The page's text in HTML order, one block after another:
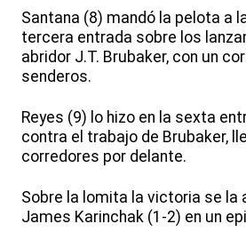
Santana (8) mandó la pelota a
tercera entrada sobre los
abridor J.T. Brubaker, con un
senderos.
Reyes (9) lo hizo en la sexta
contra el trabajo de Brubaker,
corredores por delante.
Sobre la lomita la victoria se la
James Karinchak (1-2) en un